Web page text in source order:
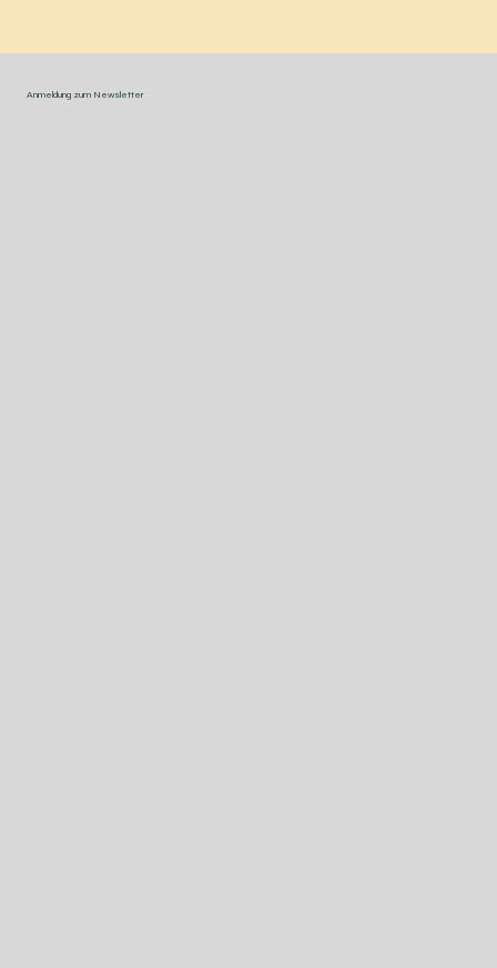
Anmeldung zum Newsletter